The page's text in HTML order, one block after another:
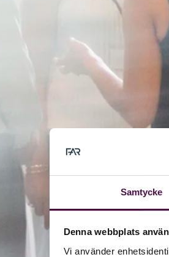
Samtycke
Denna webbplats
Vi använder